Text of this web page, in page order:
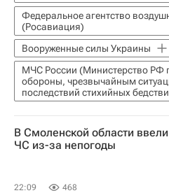
Федеральное агентство
(Росавиация)
Вооруженные силы Украины
МЧС России (Министерство РФ
обороны, чрезвычайным
последствий стихийных
В Смоленской области
ЧС из-за непогоды
22:09 468